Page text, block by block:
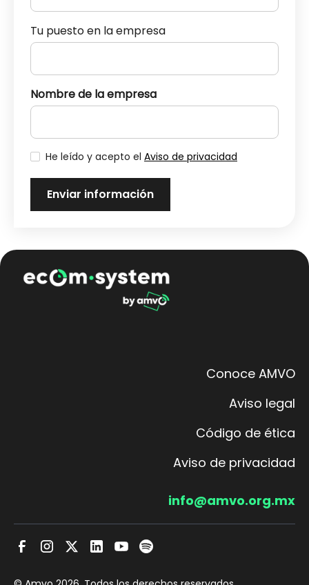
Tu puesto en la empresa
Nombre de la empresa
He leído y acepto el Aviso de privacidad
Conoce AMVO
Aviso legal
Código de ética
Aviso de privacidad
info@amvo.org.mx